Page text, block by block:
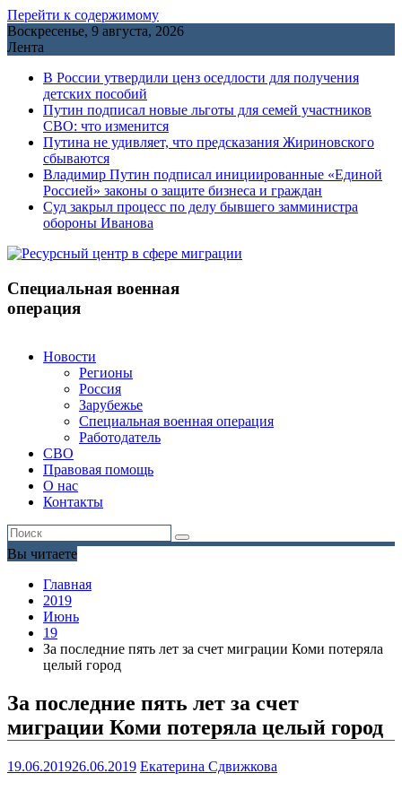
Перейти к содержимому
Воскресенье, 9 августа, 2026
Лента
В России утвердили ценз оседлости для получения
детских пособий
Путин подписал новые льготы для семей участников
СВО: что изменится
Путина не удивляет, что предсказания Жириновского
сбываются
Владимир Путин подписал инициированные «Единой
Россией» законы о защите бизнеса и граждан
Cуд закрыл процесс по делу бывшего замминистра
обороны Иванова
Специальная военная
операция
Новости
Регионы
Россия
Зарубежье
Специальная военная операция
Работодатель
СВО
Правовая помощь
О нас
Контакты
Вы читаете
Главная
2019
Июнь
19
За последние пять лет за счет миграции Коми потеряла
целый город
За последние пять лет за счет
миграции Коми потеряла целый город
19.06.201926.06.2019 Екатерина Сдвижкова